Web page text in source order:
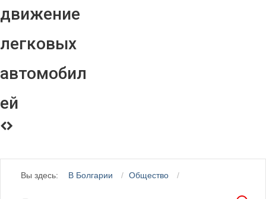
движение
легковых
автомобил
ей
Вы здесь: В Болгарии Общество